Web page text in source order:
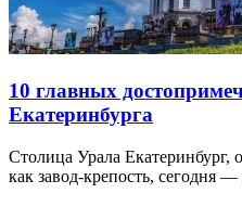
10 главных
Екатеринбурга
Столица Урала Екатеринбург,
как завод-крепость, сегодня